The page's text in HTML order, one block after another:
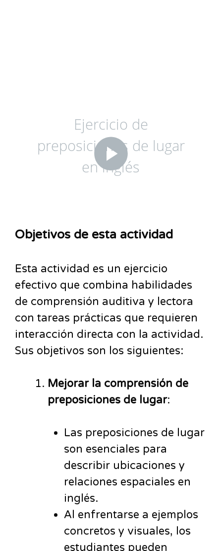
Objetivos de esta actividad
Esta actividad es un ejercicio
efectivo que combina habilidades
de comprensión auditiva y lectora
con tareas prácticas que requieren
interacción directa con la actividad.
Sus objetivos son los siguientes:
Mejorar la comprensión de
preposiciones de lugar:
Las preposiciones de lugar
son esenciales para
describir ubicaciones y
relaciones espaciales en
inglés.
Al enfrentarse a ejemplos
concretos y visuales, los
estudiantes pueden